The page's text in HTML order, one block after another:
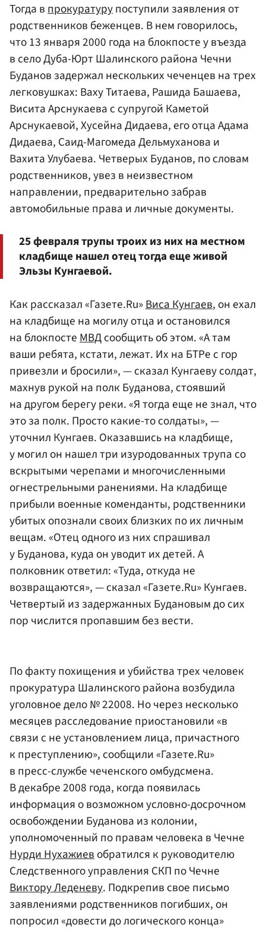
Тогда впрокуратурупоступили заявления от
родственников беженцев. В нем говорилось,
что 13 января 2000 года на блокпосте у въезда
в село Дуба-Юрт Шалинского района Чечни
Буданов задержал нескольких чеченцев на трех
легковушках: Ваху Титаева, Рашида Башаева,
Висита Арснукаева с супругой Каметой
Арснукаевой, Хусейна Дидаева, его отца Адама
Дидаева, Саид-Магомеда Дельмуханова и
Вахита Улубаева. Четверых Буданов, по словам
родственников, увез в неизвестном
направлении, предварительно забрав
автомобильные права и личные документы.
25 февраля трупы троих из них на местном
кладбище нашел отец тогда еще живой
Эльзы Кунгаевой.
Как рассказал «Газете.Ru»Виса Кунгаев, он ехал
на кладбище на могилу отца и остановился
на блокпостеМВДсообщить об этом. «А там
ваши ребята, кстати, лежат. Их на БТРе с гор
привезли и бросили», — сказал Кунгаеву солдат,
махнув рукой на полк Буданова, стоявший
на другом берегу реки. «Я тогда еще не знал, что
это за полк. Просто какие-то солдаты», —
уточнил Кунгаев. Оказавшись на кладбище,
у могил он нашел три изуродованных трупа со
вскрытыми черепами и многочисленными
огнестрельными ранениями. На кладбище
прибыли военные коменданты, родственники
убитых опознали своих близких по их личным
вещам. «Отец одного из них спрашивал
у Буданова, куда он уводит их детей. А
полковник ответил: «Туда, откуда не
возвращаются», — сказал «Газете.Ru» Кунгаев.
Четвертый из задержанных Будановым до сих
пор числится пропавшим без вести.
По факту похищения и убийства трех человек
прокуратура Шалинского района возбудила
уголовное дело № 22008. Но через несколько
месяцев расследование приостановили «в
связи с не установлением лица, причастного
к преступлению», сообщили «Газете.Ru»
в пресс-службе чеченского омбудсмена.
В декабре 2008 года, когда появилась
информация о возможном условно-досрочном
освобождении Буданова из колонии,
уполномоченный по правам человека в Чечне
Нурди Нухажиевобратился к руководителю
Следственного управления СКП по Чечне
Виктору Леденеву. Подкрепив свое письмо
заявлениями родственников погибших, он
попросил «довести до логического конца»